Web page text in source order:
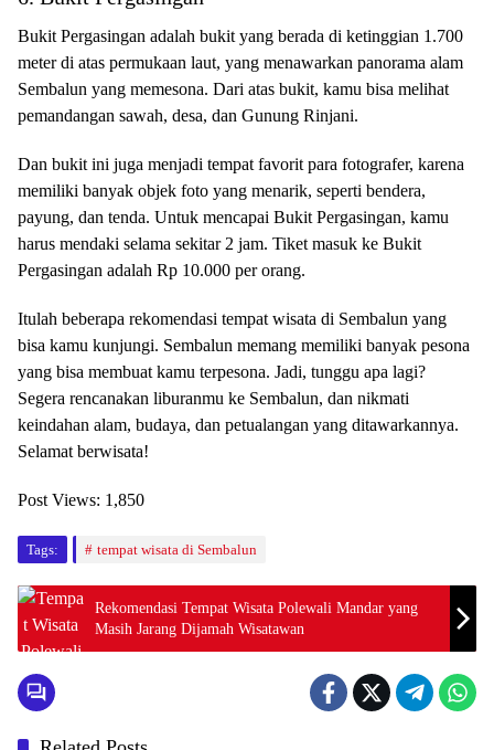
Bukit Pergasingan adalah bukit yang berada di ketinggian 1.700
meter di atas permukaan laut, yang menawarkan panorama alam
Sembalun yang memesona. Dari atas bukit, kamu bisa melihat
pemandangan sawah, desa, dan Gunung Rinjani.
Dan bukit ini juga menjadi tempat favorit para fotografer, karena
memiliki banyak objek foto yang menarik, seperti bendera,
payung, dan tenda. Untuk mencapai Bukit Pergasingan, kamu
harus mendaki selama sekitar 2 jam. Tiket masuk ke Bukit
Pergasingan adalah Rp 10.000 per orang.
Itulah beberapa rekomendasi tempat wisata di Sembalun yang
bisa kamu kunjungi. Sembalun memang memiliki banyak pesona
yang bisa membuat kamu terpesona. Jadi, tunggu apa lagi?
Segera rencanakan liburanmu ke Sembalun, dan nikmati
keindahan alam, budaya, dan petualangan yang ditawarkannya.
Selamat berwisata!
Post Views: 1,850
Tags: tempat wisata di Sembalun
Rekomendasi Tempat Wisata Polewali Mandar yang
Masih Jarang Dijamah Wisatawan